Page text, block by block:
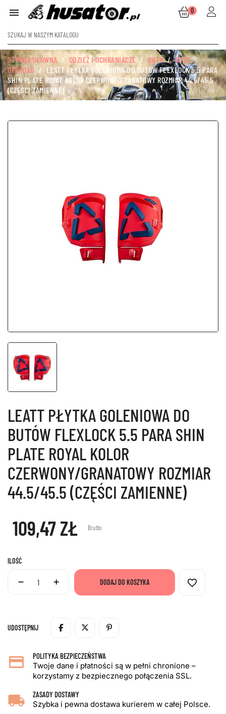
 0
STRONA GŁÓWNA ODZIEŻ I OCHRANIACZE BUTY
BUTY
OFFROAD
LEATT PŁYTKA GOLENIOWA DO BUTÓW FLEXLOCK 5.5 PARA
SHIN PLATE ROYAL KOLOR CZERWONY/GRANATOWY ROZMIAR 44.5/45.5
(CZĘŚCI ZAMIENNE)
LEATT PŁYTKA GOLENIOWA DO
BUTÓW FLEXLOCK 5.5 PARA SHIN
PLATE ROYAL KOLOR
CZERWONY/GRANATOWY ROZMIAR
44.5/45.5 (CZĘŚCI ZAMIENNE)
109,47 ZŁ Brutto
ILOŚĆ
DODAJ DO KOSZYKA favorite_border
UDOSTĘPNIJ
POLITYKA BEZPIECZEŃSTWA
Twoje dane i płatności są w pełni chronione –
korzystamy z bezpiecznego połączenia SSL.
ZASADY DOSTAWY
Szybka i pewna dostawa kurierem w całej Polsce.